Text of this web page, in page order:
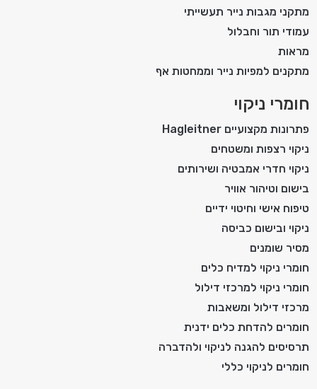
מתקני מגבות נייר תעשייתי
עמודי תור וחבלול
מראות
מתקנים למפיות נייר וממחטות אף
חומרי ניקוי
פתרונות מקצועיים Hagleitner
ניקוי רצפות ומשטחים
ניקוי חדרי אמבטיה ושירותים
בישום וטיהור אוויר
טיפוח אישי וחיטוי ידיים
ניקוי ובישום כביסה
מסיר שומנים
חומרי ניקוי למדיח כלים
חומרי ניקוי למרכזי דילול
מרכזי דילול ומשאבות
חומרים להדחת כלים ידנית
תרסיסים להגנה לניקוי ולהדברה
חומרים לניקוי כללי